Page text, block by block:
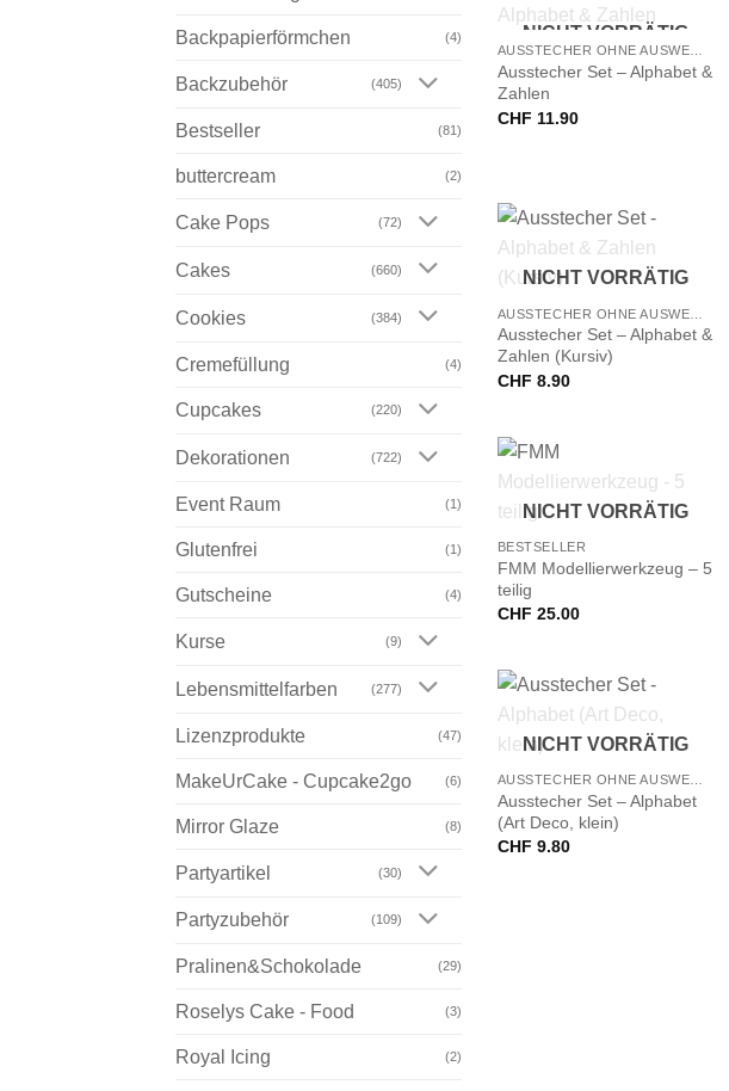
Backpapierförmchen (4)
Backzubehör (405)
Bestseller (81)
buttercream (2)
Cake Pops (72)
Cakes (660)
Cookies (384)
Cremefüllung (4)
Cupcakes (220)
Dekorationen (722)
Event Raum (1)
Glutenfrei (1)
Gutscheine (4)
Kurse (9)
Lebensmittelfarben (277)
Lizenzprodukte (47)
MakeUrCake - Cupcake2go (6)
Mirror Glaze (8)
Partyartikel (30)
Partyzubehör (109)
Pralinen&Schokolade (29)
Roselys Cake - Food (3)
Royal Icing (2)
+
NICHT VORRÄTIG
Ausstecher Set – Alphabet &
Zahlen
CHF 11.90
+
NICHT VORRÄTIG
Ausstecher Set – Alphabet &
Zahlen (Kursiv)
CHF 8.90
+
NICHT VORRÄTIG
BESTSELLER
FMM Modellierwerkzeug – 5
teilig
CHF 25.00
+
NICHT VORRÄTIG
Ausstecher Set – Alphabet
(Art Deco, klein)
CHF 9.80